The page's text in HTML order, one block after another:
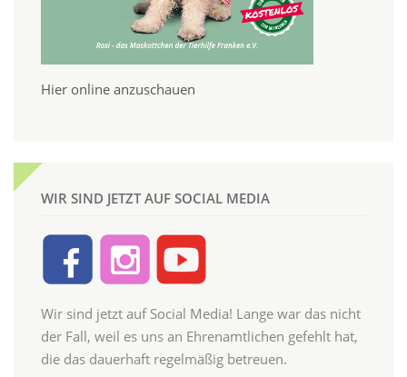
Hier online anzuschauen
WIR SIND JETZT AUF SOCIAL MEDIA
Wir sind jetzt auf Social Media! Lange war das nicht
der Fall, weil es uns an Ehrenamtlichen gefehlt hat,
die das dauerhaft regelmäßig betreuen.